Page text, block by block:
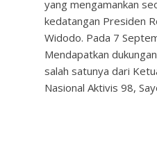
yang mengamankan
kedatangan Presiden
Widodo. Pada 7
Mendapatkan
salah satunya dari
Nasional Aktivis 98,